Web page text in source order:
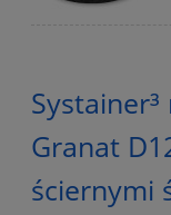
Granat
ściernymi